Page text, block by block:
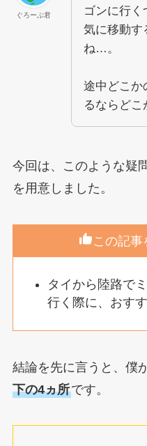
ぐろーぶ君
ゴンに行く
気に移動す
ね…。
途中どこか
るならどこ
今回は、このような疑
を用意しました。
この記事
タイから陸路で
行く際に、おす
結論を先に言うと、僕
下の4ヵ所です。